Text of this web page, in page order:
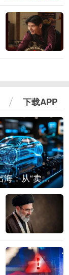
下载APP
中国汽车出海：从“卖出去”到“走进去”